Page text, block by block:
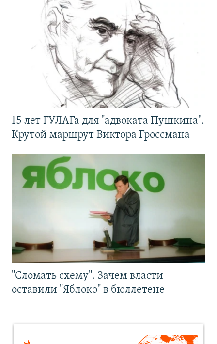
15 лет ГУЛАГа для "адвоката Пушкина".
Крутой маршрут Виктора Гроссмана
"Сломать схему". Зачем власти
оставили "Яблоко" в бюллетене